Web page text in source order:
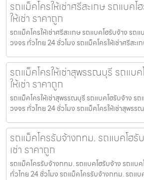
รถแม็คโครให้เช่าศรีสะเกษ รถแบค
ให้เช่า ราคาถูก
รถแม็คโครให้เช่าศรีสะเกษ รถแบคโฮรับจ้าง รถแ
วงจร ทั่วไทย 24 ชั่วโมง รถแม็คโครให้เช่าศรีสะเ
รถแม็คโครให้เช่าสุพรรณบุรี รถแบ
ให้เช่า ราคาถูก
รถแม็คโครให้เช่าสุพรรณบุรี รถแบคโฮรับจ้าง รถ
วงจร ทั่วไทย 24 ชั่วโมง รถแม็คโครให้เช่าสุพรร
รถแม็คโครรับจ้างกทม. รถแบคโฮรั
เช่า ราคาถูก
รถแม็คโครรับจ้างกทม. รถแบคโฮรับจ้าง รถแบค
ทั่วไทย 24 ชั่วโมง รถแม็คโครรับจ้างกทม. รถแบ